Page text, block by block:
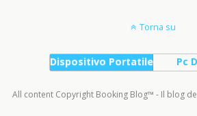
Torna su
Dispositivo Portatile Pc
All content Copyright Booking Blog™ - Il blog